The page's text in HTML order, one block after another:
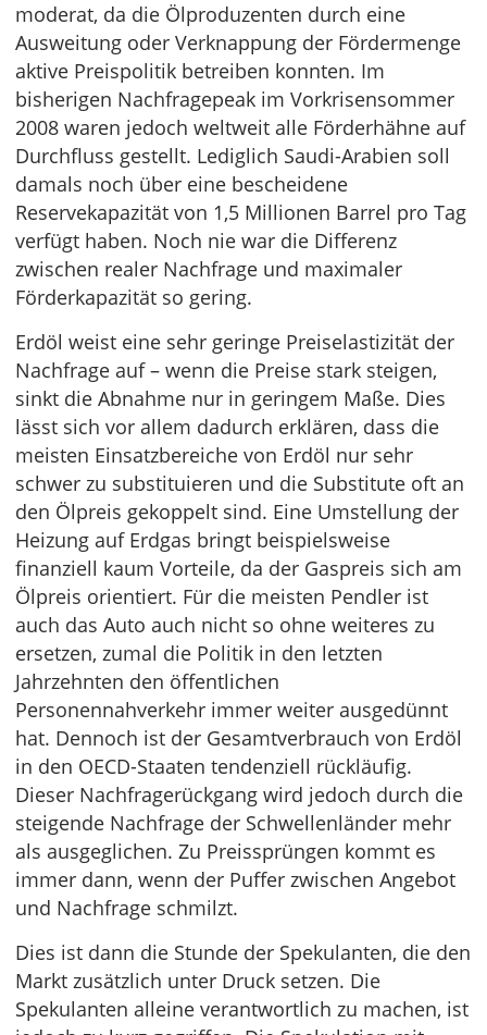
moderat, da die Ölproduzenten durch eine
Ausweitung oder Verknappung der Fördermenge
aktive Preispolitik betreiben konnten. Im
bisherigen Nachfragepeak im Vorkrisensommer
2008 waren jedoch weltweit alle Förderhähne auf
Durchfluss gestellt. Lediglich Saudi-Arabien soll
damals noch über eine bescheidene
Reservekapazität von 1,5 Millionen Barrel pro Tag
verfügt haben. Noch nie war die Differenz
zwischen realer Nachfrage und maximaler
Förderkapazität so gering.
Erdöl weist eine sehr geringe Preiselastizität der
Nachfrage auf – wenn die Preise stark steigen,
sinkt die Abnahme nur in geringem Maße. Dies
lässt sich vor allem dadurch erklären, dass die
meisten Einsatzbereiche von Erdöl nur sehr
schwer zu substituieren und die Substitute oft an
den Ölpreis gekoppelt sind. Eine Umstellung der
Heizung auf Erdgas bringt beispielsweise
finanziell kaum Vorteile, da der Gaspreis sich am
Ölpreis orientiert. Für die meisten Pendler ist
auch das Auto auch nicht so ohne weiteres zu
ersetzen, zumal die Politik in den letzten
Jahrzehnten den öffentlichen
Personennahverkehr immer weiter ausgedünnt
hat. Dennoch ist der Gesamtverbrauch von Erdöl
in den OECD-Staaten tendenziell rückläufig.
Dieser Nachfragerückgang wird jedoch durch die
steigende Nachfrage der Schwellenländer mehr
als ausgeglichen. Zu Preissprüngen kommt es
immer dann, wenn der Puffer zwischen Angebot
und Nachfrage schmilzt.
Dies ist dann die Stunde der Spekulanten, die den
Markt zusätzlich unter Druck setzen. Die
Spekulanten alleine verantwortlich zu machen, ist